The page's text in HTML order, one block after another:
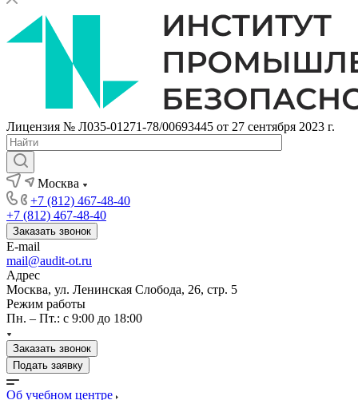
Лицензия № Л035-01271-78/00693445 от 27 сентября 2023 г.
Москва
+7 (812) 467-48-40
+7 (812) 467-48-40
Заказать звонок
E-mail
mail@audit-ot.ru
Адрес
Москва, ул. Ленинская Слобода, 26, стр. 5
Режим работы
Пн. – Пт.: с 9:00 до 18:00
Заказать звонок
Подать заявку
Об учебном центре